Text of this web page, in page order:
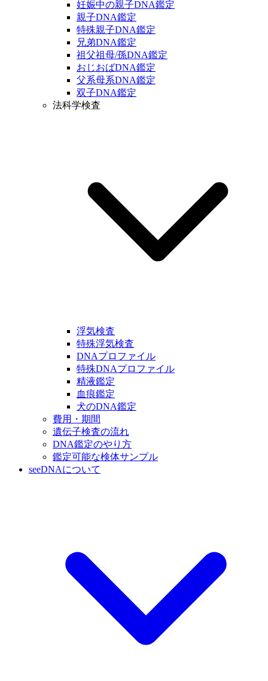
妊娠中の親子DNA鑑定
親子DNA鑑定
特殊親子DNA鑑定
兄弟DNA鑑定
祖父祖母/孫DNA鑑定
おじおばDNA鑑定
父系母系DNA鑑定
双子DNA鑑定
法科学検査
浮気検査
特殊浮気検査
DNAプロファイル
特殊DNAプロファイル
精液鑑定
血痕鑑定
犬のDNA鑑定
費用・期間
遺伝子検査の流れ
DNA鑑定のやり方
鑑定可能な検体サンプル
seeDNAについて